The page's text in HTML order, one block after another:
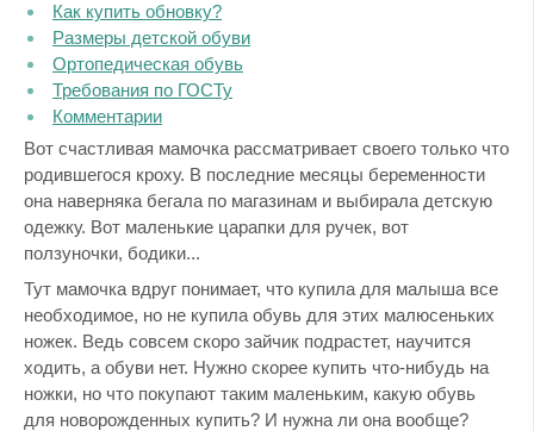
Как купить обновку?
Размеры детской обуви
Ортопедическая обувь
Требования по ГОСТу
Комментарии
Вот счастливая мамочка рассматривает своего только что
родившегося кроху. В последние месяцы беременности
она наверняка бегала по магазинам и выбирала детскую
одежку. Вот маленькие царапки для ручек, вот
ползуночки, бодики...
Тут мамочка вдруг понимает, что купила для малыша все
необходимое, но не купила обувь для этих малюсеньких
ножек. Ведь совсем скоро зайчик подрастет, научится
ходить, а обуви нет. Нужно скорее купить что-нибудь на
ножки, но что покупают таким маленьким, какую обувь
для новорожденных купить? И нужна ли она вообще?